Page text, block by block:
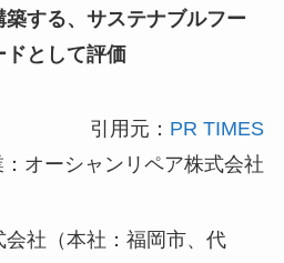
する、サステナブルフー
ドとして評価
引用元： PR TIMES
オーシャンリペア株式会社
社（本社：福岡市、代